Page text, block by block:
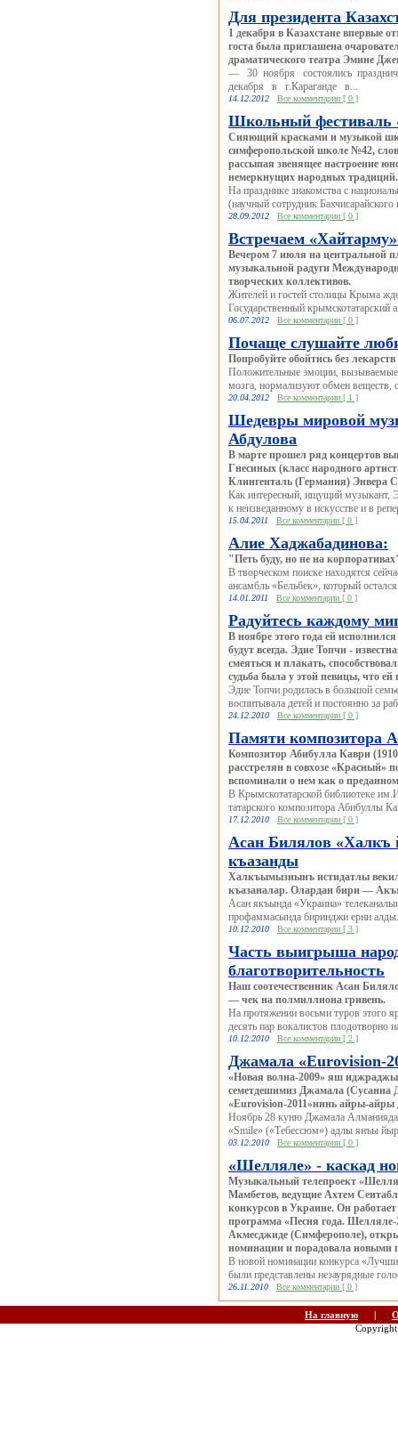
Для президента
1 декабря в Казахстане впервые
госта была приглашена
драматического театра Эмине
— 30 ноября состоялись
декабря в г.Караганде в...
14.12.2012 Все комментарии [ 0 ]
Школьный фестиваль
Сияющий красками и музыкой
симферопольской школе №42,
рассыпая звенящее настроение
немеркнущих народных традиций.
На празднике знакомства с
(научный сотрудник
28.09.2012 Все комментарии [ 0 ]
Встречаем
Вечером 7 июля на центральной
музыкальной радуги
творческих коллективов.
Жителей и гостей столицы Крыма
Государственный крымскотатарский
06.07.2012 Все комментарии [ 0 ]
Почаще слушайте
Попробуйте обойтись без лекарств
Положительные эмоции,
мозга, нормализуют обмен веществ,
20.04.2012 Все комментарии [ 1 ]
Шедевры мировой
Абдулова
В марте прошел ряд концертов
Гнесиных (класс народного
Клингенталь (Германия) Энвера
Как интересный, ищущий музыкант,
к неизве­данному в искусстве и в
15.04.2011 Все комментарии [ 0 ]
Алие Хаджабадинова:
"Петь буду, но не на
В творческом поиске находятся
ансамбль «Бельбек», который
14.01.2011 Все комментарии [ 0 ]
Радуйтесь каждому
В ноябре этого года ей
будут всегда. Эдие Топчи -
смеяться и плакать,
судьба была у этой певицы, что
Эдие Топчи родилась в большой
воспитывала детей и постоянно за
24.12.2010 Все комментарии [ 0 ]
Памяти композитора
Композитор Абибулла Каври
расстрелян в совхозе «Красный»
вспоминали о нем как о
В Крымскотатарской библиотеке
татарского композитора Абибуллы
17.12.2010 Все комментарии [ 0 ]
Асан Билялов «Халкъ
къазанды
Халкъымызнынъ истидатлы
къазаналар. Олардан бири —
Асан якъында «Украина»
профаммасында биринджи ерни
10.12.2010 Все комментарии [ 3 ]
Часть выигрыша
благотворительность
Наш соотечественник Асан
— чек на полмиллиона гривень.
На протяжении восьми туров этого
десять пар вокалистов плодотворно
10.12.2010 Все комментарии [ 2 ]
Джамала «Еurovision-
«Новая волна-2009» яш
семетдешимиз Джамала (Сусанна
«Eurovision-2011»нинь айры-
Ноябрь 28 куню Джамала Алманияда
«Smile» («Тебессюм») адлы янъы
03.12.2010 Все комментарии [ 0 ]
«Шелляле» - каскад
Музыкальный телепроект
Мамбетов, ведущие Ахтем
конкурсов в Украине. Он
программа «Песня года.
Акмесджиде (Симферополе),
номинации и порадовала новыми
В новой номинации конкурса
были представлены незаурядные
26.11.2010 Все комментарии [ 0 ]
На главную |